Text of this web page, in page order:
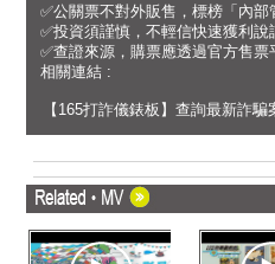
✅公關票不對外販售，標榜「內部
✅投資須謹慎，不輕信快速獲利說
✅查證來源，購票應透過官方售
相關連結 :
【165打詐儀錶板】查詢最新詐騙